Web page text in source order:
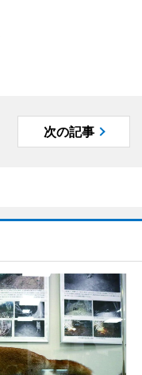
次の記事